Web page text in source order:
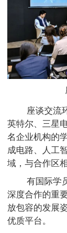
座谈交流环
英特尔、三星
名企业机构的
成电路、人工
域，与合作区
有国际学员
深度合作的重
放包容的发展
优质平台。